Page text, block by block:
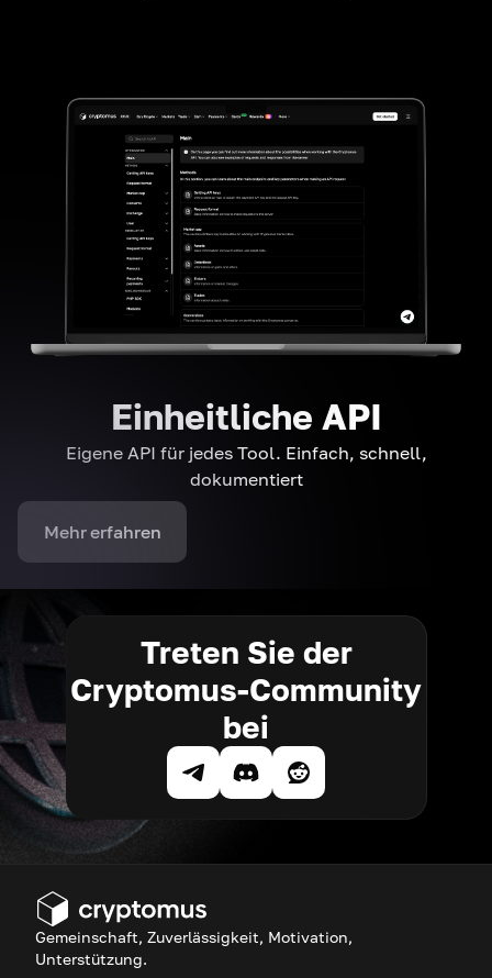
Einheitliche API
Eigene API für jedes Tool. Einfach, schnell,
dokumentiert
Mehr erfahren
Treten Sie der
Cryptomus-Community
bei
Gemeinschaft, Zuverlässigkeit, Motivation,
Unterstützung.